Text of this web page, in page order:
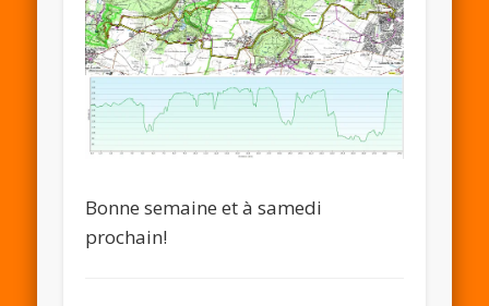
Bonne semaine et à samedi
prochain!